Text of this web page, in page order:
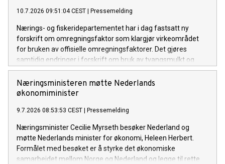
10.7.2026 09:51:04 CEST | Pressemelding
Nærings- og fiskeridepartementet har i dag fastsatt ny
forskrift om omregningsfaktor som klargjør virkeområdet
for bruken av offisielle omregningsfaktorer. Det gjøres
samtidig endringer i forskrift om bruk av tvangsmulkt og
overtredelsesgebyr ved brudd på havressurslova og
deltakerloven, i tråd med sanksjonsreglene i den nye
forskriften.
Næringsministeren møtte Nederlands
økonomiminister
9.7.2026 08:53:53 CEST | Pressemelding
Næringsminister Cecilie Myrseth besøker Nederland og
møtte Nederlands minister for økonomi, Heleen Herbert.
Formålet med besøket er å styrke det økonomiske
samarbeidet mellom Norge og Nederland og legge til rette